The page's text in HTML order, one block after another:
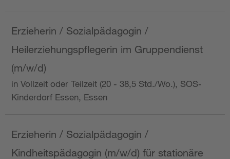
Erzieherin / Sozialpädagogin /
Heilerziehungspflegerin im Gruppendienst
(m/w/d)
in Vollzeit oder Teilzeit (20 - 38,5 Std./Wo.), SOS-
Kinderdorf Essen, Essen
Erzieherin / Sozialpädagogin /
Kindheitspädagogin (m/w/d) für stationäre